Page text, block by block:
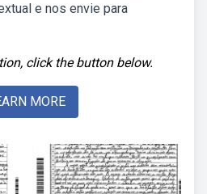
e nos envie para
click the button below.
MORE